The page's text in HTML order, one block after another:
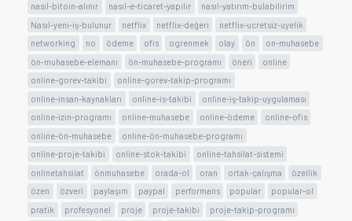
nasıl-bitoin-alınır
nasıl-e-ticaret-yapılır
nasıl-yatırım-bulabilirim
Nasıl-yeni-iş-bulunur
netflix netflix-değeri
netflix-ucretsiz-uyelik
networking
no ödeme ofis ogrenmek olay ön
on-muhasebe
ön-muhasebe-elemanı
ön-muhasebe-programı öneri
online
online-gorev-takibi
online-gorev-takip-programı
online-insan-kaynakları
online-is-takibi
online-iş-takip-uygulaması
online-izin-programı
online-muhasebe online-ödeme
online-ofis
online-ön-muhasebe
online-ön-muhasebe-programı
online-proje-takibi
online-stok-takibi
online-tahsilat-sistemi
onlinetahsilat
önmuhasebe orada-ol oran ortak-çalışma
özellik
özen
özveri paylaşım paypal performans popular
popular-ol
pratik
profesyonel proje proje-takibi
proje-takip-programı